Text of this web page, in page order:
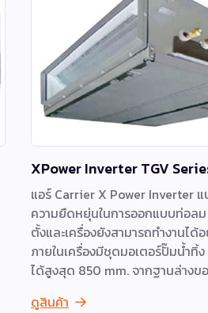
XPower Inverter TGV
แอร์ Carrier X Power Inverter
ความยืดหยุ่นในการออกแบบท่อล
ตั้งและเครื่องยังสามารถทำงานได้
ภายในเครื่องมีชุดมอเตอร์ปั๊มน้ำทิ้
ได้สูงสุด 850 mm. จากฐานล่างข
ดูสินค้า